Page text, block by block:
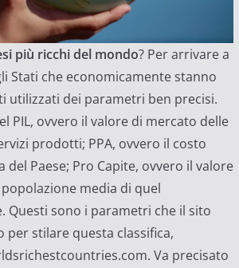
più ricchi del mondo? Per arrivare a
Stati che economicamente stanno
utilizzati dei parametri ben precisi.
PIL, ovvero il valore di mercato delle
prodotti; PPA, ovvero il costo
del Paese; Pro Capite, ovvero il valore
media di quel
Questi sono i parametri che il sito
per stilare questa classifica,
Va precisato